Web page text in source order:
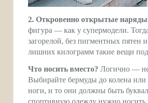
2. Откровенно открытые
фигура — как у супермодели.
загорелой, без пигментных пятен
лишних килограмм такие вещи под
Что носить вместо? Логично — не
Выбирайте бермуды до колена
ноги, и то они должны быть
спортивную одежду нужно носить